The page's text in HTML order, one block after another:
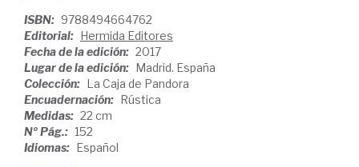
ISBN: 9788494664762
Editorial: Hermida Editores
Fecha de la edición: 2017
Lugar de la edición: Madrid. España
Colección: La Caja de Pandora
Encuadernación: Rústica
Medidas: 22 cm
Nº Pág.: 152
Idiomas: Español